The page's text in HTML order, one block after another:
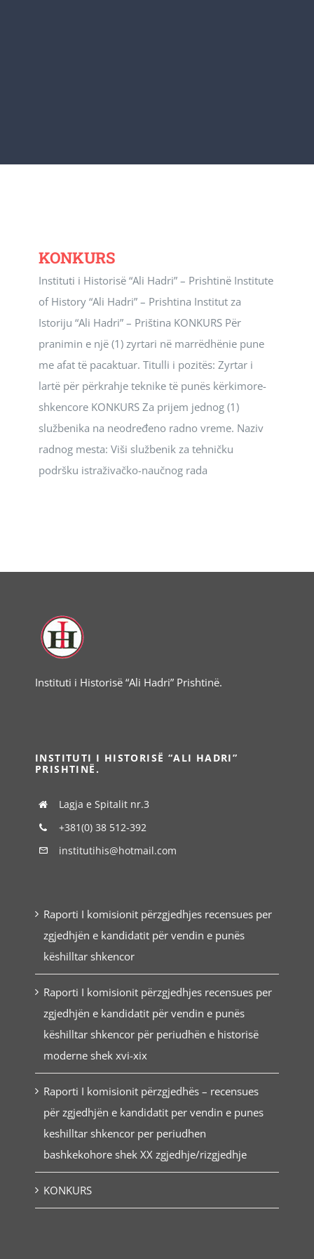
KONKURS
Instituti i Historisë “Ali Hadri” – Prishtinë Institute
of History “Ali Hadri” – Prishtina Institut za
Istoriju “Ali Hadri” – Priština KONKURS Për
pranimin e një (1) zyrtari në marrëdhënie pune
me afat të pacaktuar. Titulli i pozitës: Zyrtar i
lartë për përkrahje teknike të punës kërkimore-
shkencore KONKURS Za prijem jednog (1)
službenika na neodređeno radno vreme. Naziv
radnog mesta: Viši službenik za tehničku
podršku istraživačko-naučnog rada
Instituti i Historisë “Ali Hadri” Prishtinë.
INSTITUTI I HISTORISË “ALI HADRI”
PRISHTINË.
Lagja e Spitalit nr.3
+381(0) 38 512-392
institutihis@hotmail.com
Raporti I komisionit përzgjedhjes recensues per
zgjedhjën e kandidatit për vendin e punës
këshilltar shkencor
Raporti I komisionit përzgjedhjes recensues per
zgjedhjën e kandidatit për vendin e punës
këshilltar shkencor për periudhën e historisë
moderne shek xvi-xix
Raporti I komisionit përzgjedhës – recensues
për zgjedhjën e kandidatit per vendin e punes
keshilltar shkencor per periudhen
bashkekohore shek XX zgjedhje/rizgjedhje
KONKURS